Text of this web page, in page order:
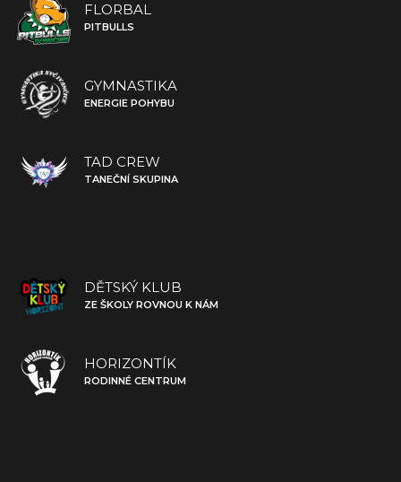
FLORBAL
PITBULLS
GYMNASTIKA
ENERGIE POHYBU
TAD CREW
TANEČNÍ SKUPINA
DĚTSKÝ KLUB
ZE ŠKOLY ROVNOU K NÁM
HORIZONTÍK
RODINNÉ CENTRUM